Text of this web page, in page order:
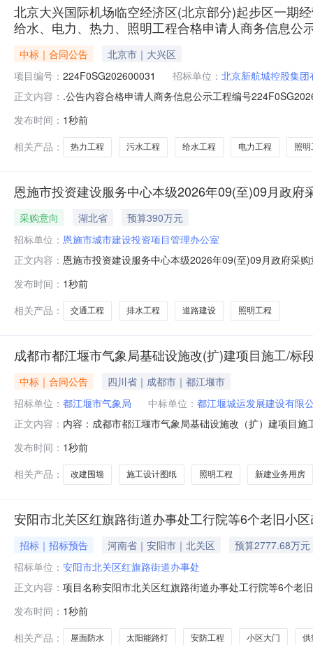
北京大兴国际机场临空经济区(北京部分)起步区一期
给水、电力、热力、照明工程合格申请人商务信息公
中标｜合同公告
北京市｜大兴区
项目编号： 224F0SG202600031 招标单位： 北京新航城控股集团
正文内容： .公告内容合格申请人商务信息公示工程编号
K0+094.771-贺贤路K0+211.878、庆贤路K0+423.274-
发布时间： 1秒前
相关产品：
热力工程 污水工程 给水工程 电力工程 照明
恩施市投资建设服务中心本级2026年09(至)09月政府
采购意向 湖北省
预算390万元
招标单位： 恩施市城市建设投资项目管理办公室
正文内容： 恩施市投资建设服务中心本级2026年09(至)09月政府采
市富硒农产品交易中心片区道路工程拟新建恩施市富硒
城市支路，设计速
发布时间： 1秒前
相关产品：
交通工程 排水工程 道路建设 照明工程
成都市都江堰市气象局基础设施改(扩)建项目施工/标
中标｜合同公告
四川省｜成都市｜都江堰市
招标单位： 都江堰市气象局 中标单位： 都江堰城运发展建设有限
正文内容： 内容：成都市都江堰市气象局基础设施改（扩）建项目
都江堰市灌口街道太平社区太平街175号028-87114006
工内容，具体
发布时间： 1秒前
相关产品：
改建围墙 施工设计图纸 照明工程 新建业务用房
安阳市北关区红旗路街道办事处工行院等6个老旧小
招标｜招标预告 河南省｜安阳市｜北关区
预算2777.68万元
招标单位： 安阳市北关区红旗路街道办事处
正文内容： 项目名称安阳市北关区红旗路街道办事处工行院等6个老
7.48万平方米，涉及改造户数772户，建设内容包括:燃
括:共改造DN110燃气管道22
发布时间： 1秒前
相关产品：
屋面防水 太阳能路灯 安防工程 小区大门 供